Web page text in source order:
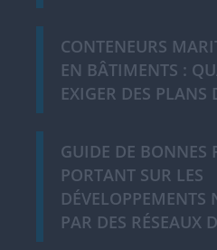
CONTENEURS
EN BÂTIMENTS :
EXIGER DES PLANS
GUIDE DE BONNES
PORTANT SUR LES
DÉVELOPPEMENTS
PAR DES RÉSEAUX